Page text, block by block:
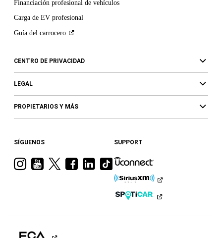
Financiación profesional de vehículos
Carga de EV profesional
Guía del carrocero
CENTRO DE PRIVACIDAD
LEGAL
PROPIETARIOS Y MÁS
SÍGUENOS
VisitaVisitaVisitaVisitaVisita
Ram
Visita
a
Ram
en
SUPPORT